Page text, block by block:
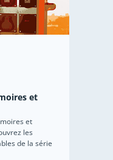
et
et
les
de la série